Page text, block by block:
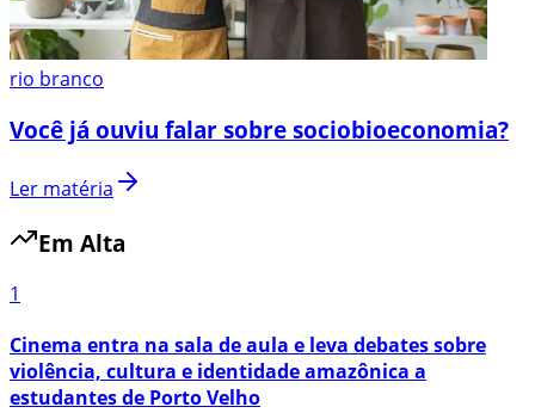
rio branco
Você já ouviu falar sobre sociobioeconomia?
Ler matéria
Em Alta
1
Cinema entra na sala de aula e leva debates sobre
violência, cultura e identidade amazônica a
estudantes de Porto Velho